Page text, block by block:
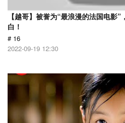
【越哥】被誉为“最浪漫的法国电影
白！
# 16
2022-09-19 12:30